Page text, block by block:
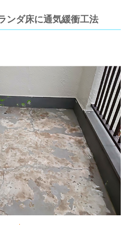
ンダ床に通気緩衝工法